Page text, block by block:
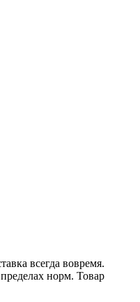
всегда вовремя.
норм. Товар